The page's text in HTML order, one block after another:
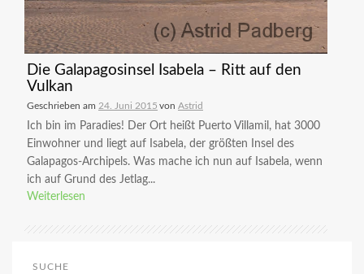
Die Galapagosinsel Isabela – Ritt auf den
Vulkan
Geschrieben am 24. Juni 2015 von Astrid
Ich bin im Paradies! Der Ort heißt Puerto Villamil, hat 3000
Einwohner und liegt auf Isabela, der größten Insel des
Galapagos-Archipels. Was mache ich nun auf Isabela, wenn
ich auf Grund des Jetlag...
Weiterlesen
SUCHE